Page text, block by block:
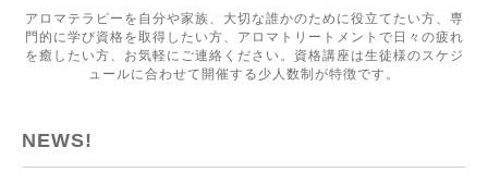
アロマテラピーを自分や家族、大切な誰かのために役立てたい方、専
門的に学び資格を取得したい方、アロマトリートメントで日々の疲れ
を癒したい方、お気軽にご連絡ください。資格講座は生徒様のスケジ
ュールに合わせて開催する少人数制が特徴です。
NEWS!